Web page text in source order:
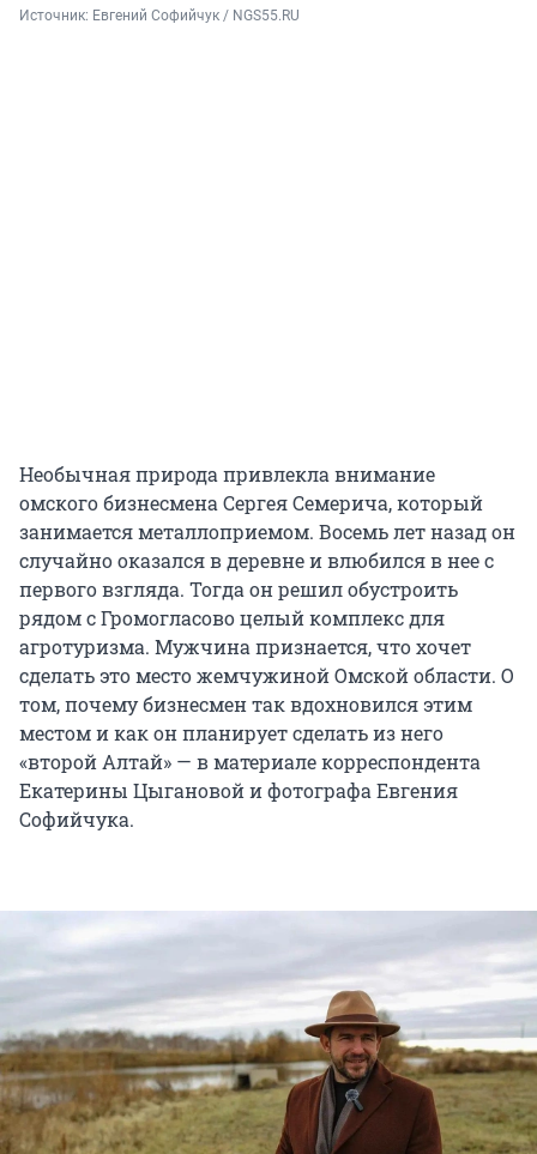
Источник: Евгений Софийчук / NGS55.RU
Необычная природа привлекла внимание
омского бизнесмена Сергея Семерича, который
занимается металлоприемом. Восемь лет назад он
случайно оказался в деревне и влюбился в нее с
первого взгляда. Тогда он решил обустроить
рядом с Громогласово целый комплекс для
агротуризма. Мужчина признается, что хочет
сделать это место жемчужиной Омской области. О
том, почему бизнесмен так вдохновился этим
местом и как он планирует сделать из него
«второй Алтай» — в материале корреспондента
Екатерины Цыгановой и фотографа Евгения
Софийчука.